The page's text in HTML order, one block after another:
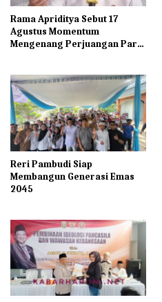
Rama Apriditya Sebut 17
Agustus Momentum
Mengenang Perjuangan Para
Reri Pambudi Siap
Membangun Generasi Emas
2045